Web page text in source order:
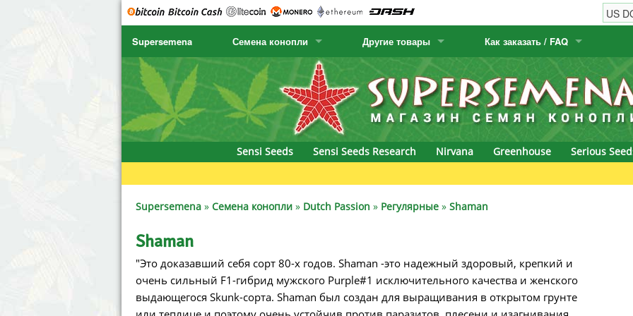
Supersemena Семена конопли
SENSI SEEDS
SENSI SEEDS RESEARCH
NIRVANA
SERIOUS SEEDS
SPLIFF SEEDS
Ace Seeds
Anaconda Seeds
CBD Crew
Chronic & Caviar
Delicious Seeds
Dr. Underground Seeds
Empire Seeds
Exotic Seeds
Humboldt Seed Company
Humboldt Seeds
Hyp3rids
Kannabia
krauTHCollective
La Semilla Automatica
Positronics
Prana Medical
Pyramid Seeds
Samsara Seeds
Seedsman
Другие товары
Семена кактусов
Канарские растения
Как заказать / FAQ
Как заказать
Виды / цены доставки
Sensi Seeds
Sensi Seeds Research Nirvana Greenhouse Serious
Supersemena » Семена конопли » Dutch Passion » Регулярные » Shaman
Shaman
"Это доказавший себя сорт 80-х годов. Shaman -это надежный здоровый, крепкий и
очень сильный F1-гибрид мужского Purple#1 исключительного качества и женского
выдающегося Skunk-сорта. Shaman был создан для выращивания в открытом грунте